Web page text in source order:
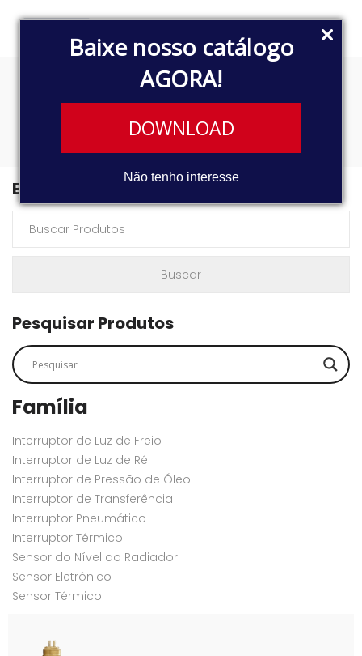
Baixe nosso catálogo
AGORA!
DOWNLOAD
Não tenho interesse
LS1942
Buscar Produtos
Pesquisar Produtos
Família
Interruptor de Luz de Freio
Interruptor de Luz de Ré
Interruptor de Pressão de Óleo
Interruptor de Transferência
Interruptor Pneumático
Interruptor Térmico
Sensor do Nível do Radiador
Sensor Eletrônico
Sensor Térmico